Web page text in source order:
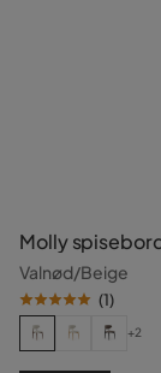
Molly
Valnød/Beige
(1)
+2